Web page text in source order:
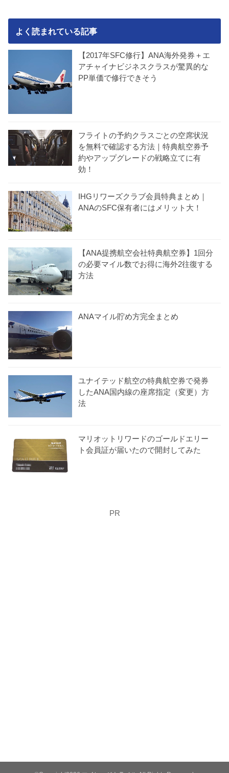
よく読まれている記事
【2017年SFC修行】ANA海外発券＋エ
アチャイナビジネスクラスが驚異的な
PP単価で修行できそう
フライトの予約クラスごとの空席状況
を無料で確認する方法｜特典航空券予
約やアップグレードの戦略立てに有
効！
IHGリワーズクラブ会員特典まとめ｜
ANAのSFC保有者にはメリット大！
【ANA提携航空会社特典航空券】1回分
の必要マイル数でお得に海外2往復する
方法
ANAマイル貯め方完全まとめ
ユナイテッド航空の特典航空券で発券
したANA国内線の座席指定（変更）方
法
マリオットリワードのゴールドエリー
ト会員証が届いたので開封してみた
PR